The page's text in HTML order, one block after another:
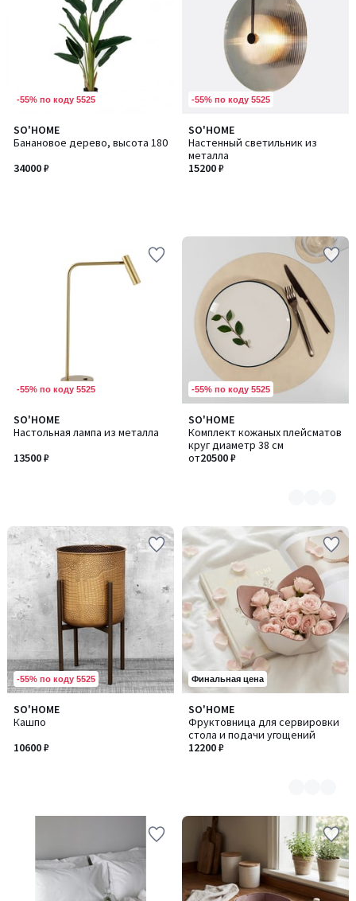
-55% по коду 5525
SO'HOME
Банановое дерево, высота 180
34000 ₽
-55% по коду 5525
SO'HOME
Настенный светильник из
металла
15200 ₽
-55% по коду 5525
SO'HOME
Настольная лампа из металла
13500 ₽
-55% по коду 5525
SO'HOME
Комплект кожаных плейсматов
круг диаметр 38 см
от20500 ₽
Количество
цветов:
4
-55% по коду 5525
SO'HOME
Кашпо
10600 ₽
Финальная цена
SO'HOME
Фруктовница для сервировки
стола и подачи угощений
12200 ₽
Количество
цветов:
2